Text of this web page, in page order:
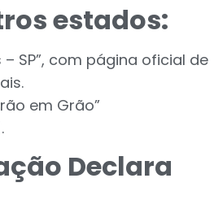
estados:
SP”, com página oficial de
em Grão”
Declara